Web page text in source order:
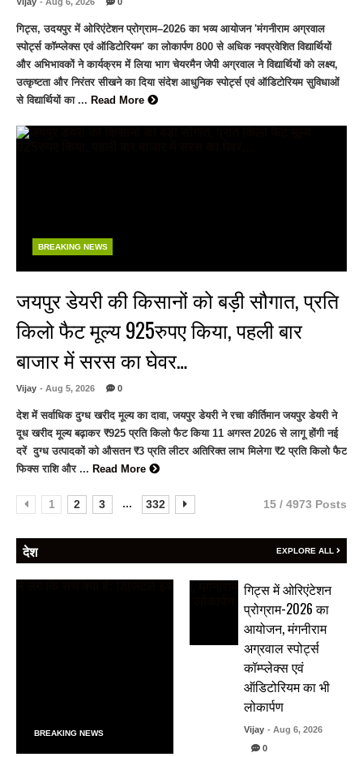
गिट्स, उदयपुर में ओरिएंटेशन प्रोग्राम–2026 का भव्य आयोजन 'मंगनीराम अग्रवाल
स्पोर्ट्स कॉम्प्लेक्स एवं ऑडिटोरियम' का लोकार्पण 800 से अधिक नवप्रवेशित विद्यार्थियों
और अभिभावकों ने कार्यक्रम में लिया भाग चेयरमैन जेपी अग्रवाल ने विद्यार्थियों को लक्ष्य,
उत्कृष्टता और निरंतर सीखने का दिया संदेश आधुनिक स्पोर्ट्स एवं ऑडिटोरियम सुविधाओं
से विद्यार्थियों का ... Read More
BREAKING NEWS
जयपुर डेयरी की किसानों को बड़ी सौगात, प्रति
किलो फैट मूल्य 925रुपए किया, पहली बार
बाजार में सरस का घेवर…
Vijay - Aug 5, 2026 0
देश में सर्वाधिक दुग्ध खरीद मूल्य का दावा, जयपुर डेयरी ने रचा कीर्तिमान जयपुर डेयरी ने
दूध खरीद मूल्य बढ़ाकर ₹925 प्रति किलो फैट किया 11 अगस्त 2026 से लागू होंगी नई
दरें दुग्ध उत्पादकों को औसतन ₹3 प्रति लीटर अतिरिक्त लाभ मिलेगा ₹2 प्रति किलो फैट
फिक्स राशि और ... Read More
1 2 3 ... 332 15 / 4973 Posts
देश EXPLORE ALL
BREAKING NEWS
गिट्स में ओरिएंटेशन
प्रोग्राम-2026 का
आयोजन, मंगनीराम
अग्रवाल स्पोर्ट्स
कॉम्प्लेक्स एवं
ऑडिटोरियम का भी
लोकार्पण
Vijay - Aug 6, 2026
0